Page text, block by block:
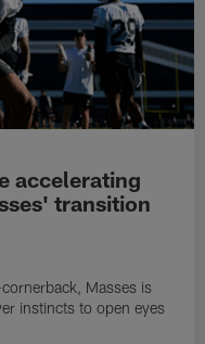
accelerating
transition
Masses is
instincts to open eyes